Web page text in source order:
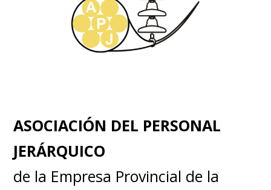
ASOCIACIÓN DEL PERSONAL
JERÁRQUICO
de la Empresa Provincial de la